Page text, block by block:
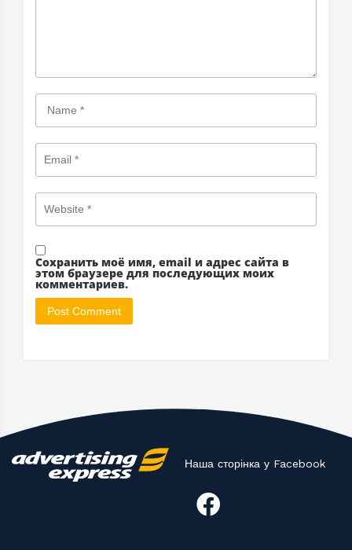
Сохранить моё имя, email и адрес сайта в
этом браузере для последующих моих
комментариев.
Наша сторінка у Facebook